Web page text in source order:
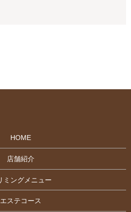
HOME
店舗紹介
ミングメニュー
エステコース